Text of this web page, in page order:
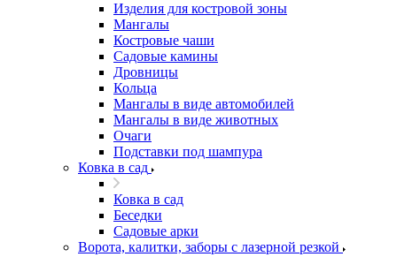
Изделия для костровой зоны
Мангалы
Костровые чаши
Садовые камины
Дровницы
Кольца
Мангалы в виде автомобилей
Мангалы в виде животных
Очаги
Подставки под шампура
Ковка в сад
Ковка в сад
Беседки
Садовые арки
Ворота, калитки, заборы с лазерной резкой